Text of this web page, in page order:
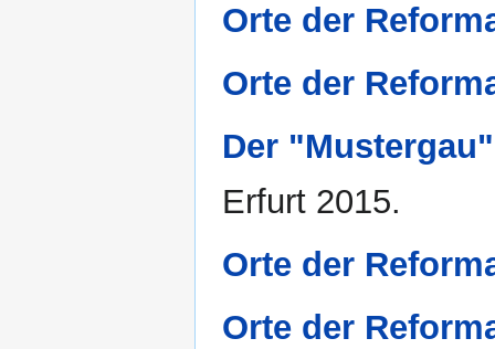
Orte der
Orte der
Der
Erfurt 2015.
Orte der
Orte der